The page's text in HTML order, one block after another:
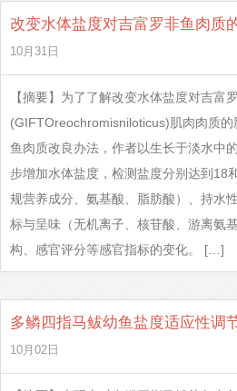
改变水体盐度对吉富罗非鱼肉质
10月31日
【摘要】为了了解改变水体盐度对吉富
(GIFTOreochromisniloticus)肌肉肉质
鱼肉质改良办法，作者以生长于淡水中
步增加水体盐度，检测盐度分别达到18
规营养成分、氨基酸、脂肪酸）、持水
标与呈味（无机离子、核苷酸、游离氨
构、感官评分等感官指标的变化。 […]
多鳞四指马鲅幼鱼盐度适应性调
10月02日